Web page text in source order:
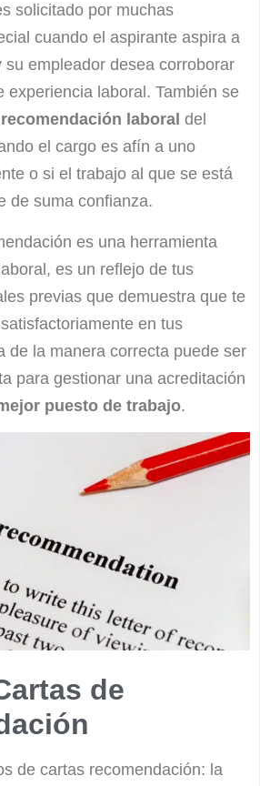
solicitado por muchas
cuando el aspirante aspira a
su empleador desea corroborar
experiencia laboral. También se
laboral del
el cargo es afín a uno
o si el trabajo al que se está
de suma confianza.
es una herramienta
es un reflejo de tus
previas que demuestra que te
en tus
de la manera correcta puede ser
para gestionar una acreditación
puesto de trabajo.
de
de cartas recomendación: la